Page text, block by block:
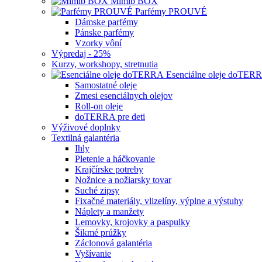
Parfémy PROUVÉ
Dámske parfémy
Pánske parfémy
Vzorky vôní
Výpredaj - 25%
Kurzy, workshopy, stretnutia
Esenciálne oleje
Samostatné oleje
Zmesi esenciálnych olejov
Roll-on oleje
doTERRA pre deti
Výživové doplnky
Textilná galantéria
Ihly
Pletenie a háčkovanie
Krajčírske potreby
Nožnice a nožiarsky tovar
Suché zipsy
Fixačné materiály, vlizelíny, výplne a výstuhy
Náplety a manžety
Lemovky, krojovky a paspulky
Šikmé prúžky
Záclonová galantéria
Vyšívanie